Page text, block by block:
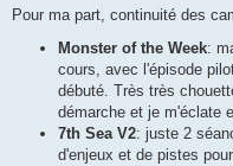
s
Pour ma part, continuité des
Monster of the Week:
cours, avec l'épisode
débuté. Très très
démarche et je m'éclate
7th Sea V2: juste 2
d'enjeux et de pistes